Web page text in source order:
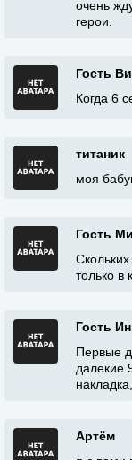
очень
герои.
Гость
Когда 6
титаник
моя
Гость
только в
Гость
Первые
далекие
Артём